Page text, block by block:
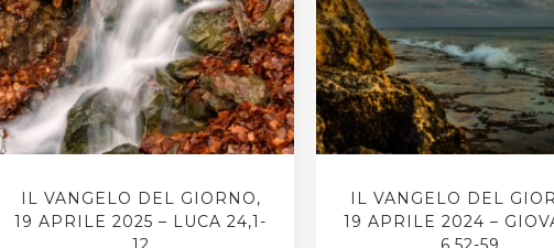
IL VANGELO DEL GIORNO,
19 APRILE 2025 – LUCA 24,1-
IL VANGELO DEL
19 APRILE 2024 –